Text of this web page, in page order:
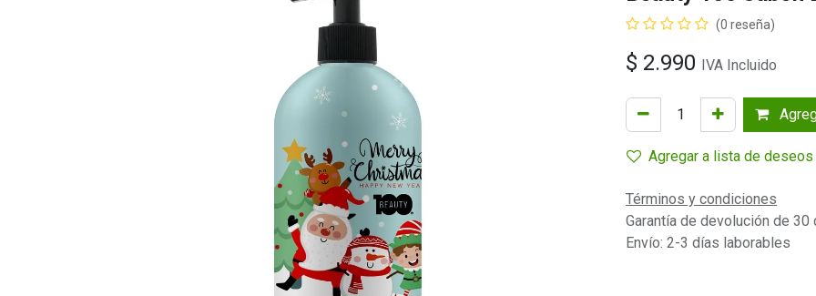
(0 reseña)
$ 2.990 IVA Incluido
Agregar a lista de deseos
Términos y condiciones
Garantía de devolución de 30
Envío: 2-3 días laborables